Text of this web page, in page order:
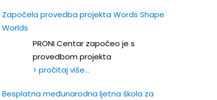
Započela provedba projekta Words Shape
Worlds
PRONI Centar započeo je s
provedbom projekta
> pročitaj više…
Besplatna međunarodna ljetna škola za